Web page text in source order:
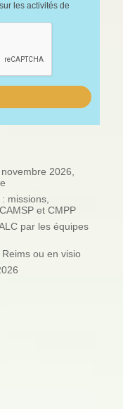
les activités de
2026,
missions,
et CMPP
par les équipes
ou en visio